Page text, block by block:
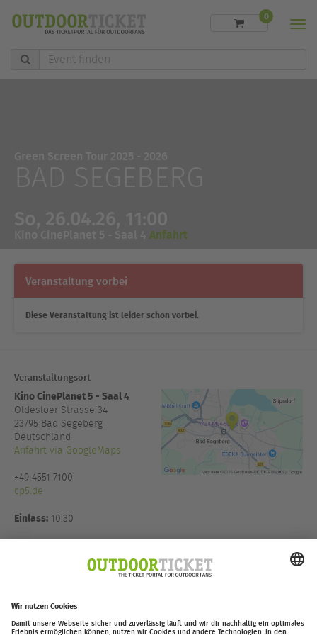
Event
finden
0
Anfahrt
Veranstaltung vorbei
Diese Veranstaltung ist leider schon vorbei.
Veranstaltungsort
Kino CinePlanet 5 - Saal 4
Oldesloer Strasse 34
23795 Bad Segeberg
Deutschland
Anfahrt via GoogleMaps
+49 4551 7100
cp5.de
Einlass: 10:30
Eventmanagement in Koop mit
Moving Adventures Medien